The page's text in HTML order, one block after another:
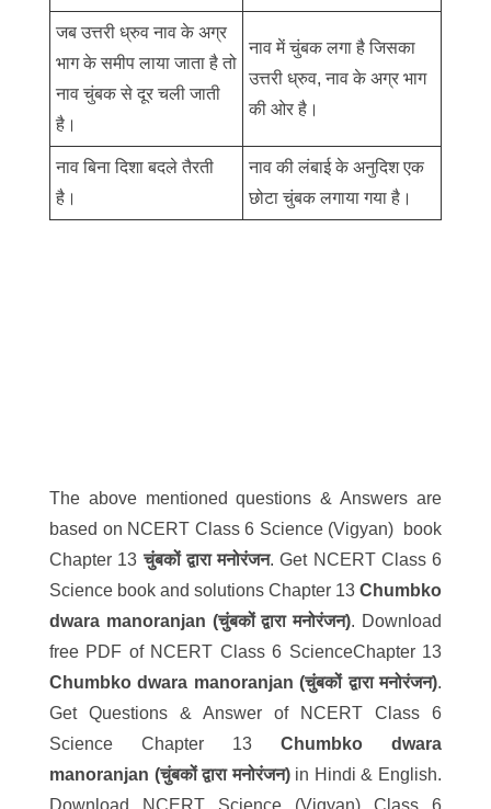
जब उत्तरी ध्रुव नाव के अग्र
भाग के समीप लाया जाता है तो
नाव चुंबक से दूर चली जाती
है।
नाव में चुंबक लगा है जिसका
उत्तरी ध्रुव, नाव के अग्र भाग
की ओर है।
नाव बिना दिशा बदले तैरती
है।
नाव की लंबाई के अनुदिश एक
छोटा चुंबक लगाया गया है।
The above mentioned questions & Answers are
based on NCERT Class 6 Science (Vigyan) book
Chapter 13चुंबकों द्वारा मनोरंजन. Get NCERT Class 6
Science book and solutions Chapter 13 Chumbko
dwara manoranjan (चुंबकों द्वारा मनोरंजन). Download
free PDF of NCERT Class 6 ScienceChapter 13
Chumbko dwara manoranjan (चुंबकों द्वारा मनोरंजन).
Get Questions & Answer of NCERT Class 6
Science Chapter 13 Chumbko dwara
manoranjan (चुंबकों द्वारा मनोरंजन)in Hindi & English.
Download NCERT Science (Vigyan) Class 6